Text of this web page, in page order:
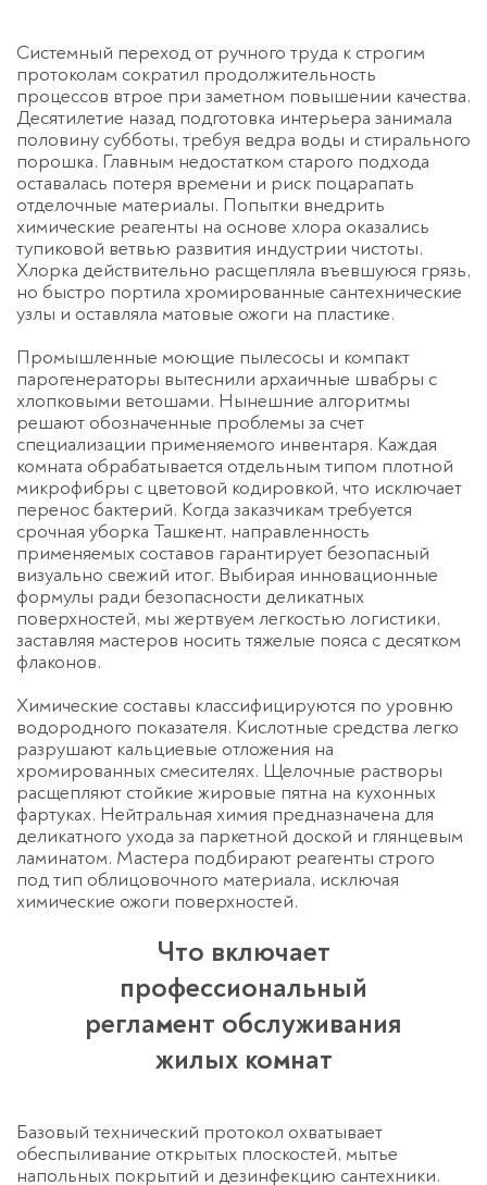
Системный переход от ручного труда к строгим
протоколам сократил продолжительность
процессов втрое при заметном повышении качества.
Десятилетие назад подготовка интерьера занимала
половину субботы, требуя ведра воды и стирального
порошка. Главным недостатком старого подхода
оставалась потеря времени и риск поцарапать
отделочные материалы. Попытки внедрить
химические реагенты на основе хлора оказались
тупиковой ветвью развития индустрии чистоты.
Хлорка действительно расщепляла въевшуюся грязь,
но быстро портила хромированные сантехнические
узлы и оставляла матовые ожоги на пластике.
Промышленные моющие пылесосы и компакт
парогенераторы вытеснили архаичные швабры с
хлопковыми ветошами. Нынешние алгоритмы
решают обозначенные проблемы за счет
специализации применяемого инвентаря. Каждая
комната обрабатывается отдельным типом плотной
микрофибры с цветовой кодировкой, что исключает
перенос бактерий. Когда заказчикам требуется
срочная уборка Ташкент, направленность
применяемых составов гарантирует безопасный
визуально свежий итог. Выбирая инновационные
формулы ради безопасности деликатных
поверхностей, мы жертвуем легкостью логистики,
заставляя мастеров носить тяжелые пояса с десятком
флаконов.
Химические составы классифицируются по уровню
водородного показателя. Кислотные средства легко
разрушают кальциевые отложения на
хромированных смесителях. Щелочные растворы
расщепляют стойкие жировые пятна на кухонных
фартуках. Нейтральная химия предназначена для
деликатного ухода за паркетной доской и глянцевым
ламинатом. Мастера подбирают реагенты строго
под тип облицовочного материала, исключая
химические ожоги поверхностей.
Что включает
профессиональный
регламент обслуживания
жилых комнат
Базовый технический протокол охватывает
обеспыливание открытых плоскостей, мытье
напольных покрытий и дезинфекцию сантехники.
Оставьте заявку
перезвоним в течение 3-х минут
Менеджер свяжется с вами в
течение 3-x минут.